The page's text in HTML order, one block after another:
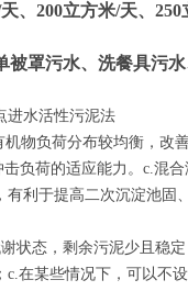
、200立方米/天、250
罩污水、洗餐具污
进水活性污泥法
物负荷分布较均衡，改
负荷的适应能力。c.混
利于提高二次沉淀池固
状态，剩余污泥少且稳
在某些情况下，可以不